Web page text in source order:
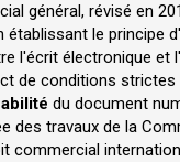
général, révisé en
établissant le principe
l'écrit électronique et
de conditions
du document
des travaux de la
commercial